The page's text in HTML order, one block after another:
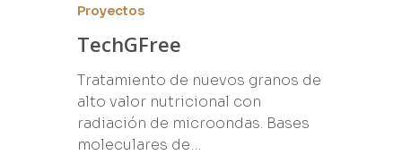
Proyectos
TechGFree
Tratamiento de nuevos granos de
alto valor nutricional con
radiación de microondas. Bases
moleculares de…